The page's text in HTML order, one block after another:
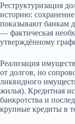
Реструктуризация
историю:
показывают банкам
— фактическая
утверждённому
Реализация
от долгов, но
ликвидного
жилья). Кредитная
банкротства и
крупные кредиты в